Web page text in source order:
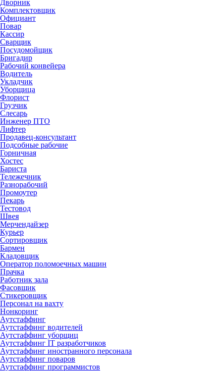
Дворник
Комплектовщик
Официант
Повар
Кассир
Сварщик
Посудомойщик
Бригадир
Рабочий конвейера
Водитель
Укладчик
Уборщица
Флорист
Грузчик
Слесарь
Инженер ПТО
Лифтер
Продавец-консультант
Подсобные рабочие
Горничная
Хостес
Бариста
Тележечник
Разнорабочий
Промоутер
Пекарь
Тестовод
Швея
Мерчендайзер
Курьер
Сортировщик
Бармен
Кладовщик
Оператор поломоечных машин
Прачка
Работник зала
Фасовщик
Стикеровщик
Персонал на вахту
Нонкоринг
Аутстаффинг
Аутстаффинг водителей
Аутстаффинг уборщиц
Аутстаффинг IT разработчиков
Аутстаффинг иностранного персонала
Аутстаффинг поваров
Аутстаффинг программистов